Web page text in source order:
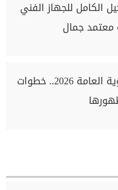
الكامل للجهاز الفني
معتمد جمال
نتيجة تظلمات الثانوية العامة 2026.. خطوات